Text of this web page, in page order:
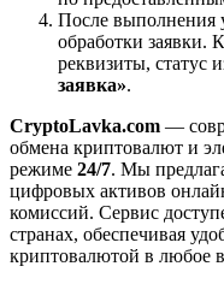
После выполнения
обработки заявки.
реквизиты, статус
заявка».
CryptoLavka.com —
обмена криптовалют и
режиме 24/7. Мы
цифровых активов
комиссий. Сервис
странах, обеспечивая
криптовалютой в любое